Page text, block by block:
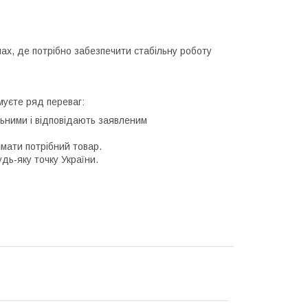
де потрібно забезпечити стабільну роботу
ряд переваг:
і відповідають заявленим
потрібний товар.
яку точку України.